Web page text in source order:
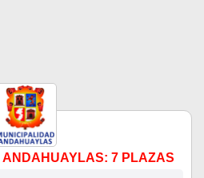
ANDAHUAYLAS: 7 PLAZAS